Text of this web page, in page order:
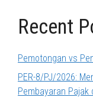
Recent
Pemotongan vs
PER-8/PJ/2026:
Pembayaran Pajak